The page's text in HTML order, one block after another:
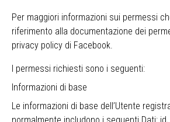
Per maggiori informazioni sui permessi
riferimento alla documentazione dei
privacy policy di Facebook.
I permessi richiesti sono i seguenti:
Informazioni di base
Le informazioni di base dell’Utente